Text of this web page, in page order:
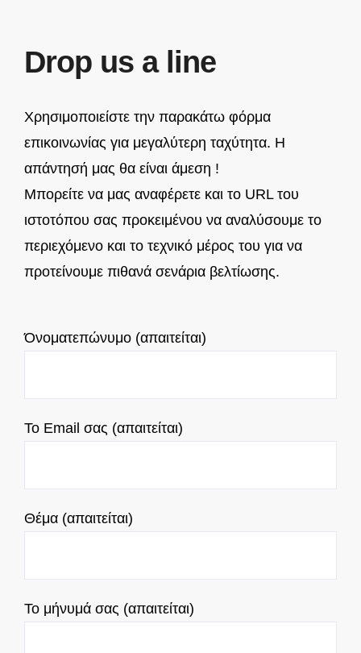
Drop us a line
Χρησιμοποιείστε την παρακάτω φόρμα
επικοινωνίας για μεγαλύτερη ταχύτητα. Η
απάντησή μας θα είναι άμεση !
Μπορείτε να μας αναφέρετε και το URL του
ιστοτόπου σας προκειμένου να αναλύσουμε το
περιεχόμενο και το τεχνικό μέρος του για να
προτείνουμε πιθανά σενάρια βελτίωσης.
Όνοματεπώνυμo (απαιτείται)
Το Email σας (απαιτείται)
Θέμα (απαιτείται)
Το μήνυμά σας (απαιτείται)